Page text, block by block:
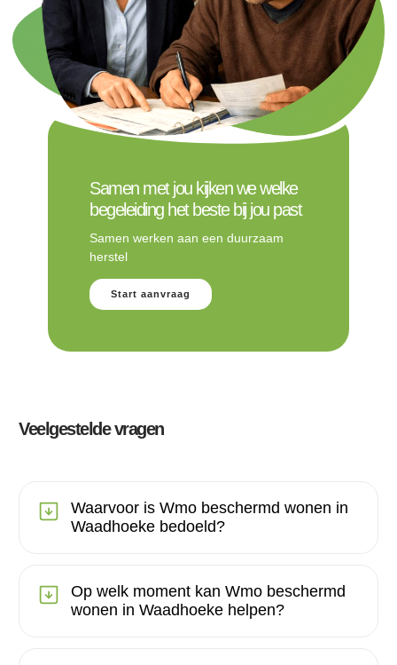
Samen met jou kijken we welke
begeleiding het beste bij jou past
Samen werken aan een duurzaam
herstel
Start aanvraag
Veelgestelde vragen
Waarvoor is Wmo beschermd wonen in
Waadhoeke bedoeld?
Op welk moment kan Wmo beschermd
wonen in Waadhoeke helpen?